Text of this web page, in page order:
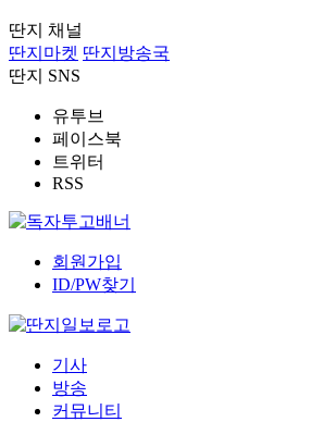
딴지 채널
딴지마켓 딴지방송국
딴지 SNS
유투브
페이스북
트위터
RSS
회원가입
ID/PW찾기
기사
방송
커뮤니티